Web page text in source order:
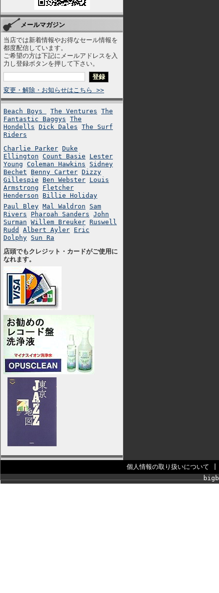
メールマガジン
当店では新着情報やお得なセール情報を
都度配信しています。
ご希望の方は下記にメールアドレスを入
力し登録ボタンを押して下さい。
変更・解除・お知らせはこちら >>
Beach Boys The Ventures The
Fantastic Baggys The
Hondells Dick Dales The Surf
Riders
Charlie Parker Duke
Ellington Count Basie
Lester
Young Coleman Hawkins
Sidney
Bechet
Benny Carter Dizzy
Gillespie
Ben Webster Louis
Armstrong
Fletcher
Henderson
Billie Holiday
Paul Bley Mal Waldron
Sam
Rivers
Pharoah Sanders John
Surman Willem Breuker Ruswell
Rudd
Albert Ayler Eric
Dolphy Sun Ra
店頭でもクレジット・カードがご使用に
なれます。
個人情報の取り扱いについて